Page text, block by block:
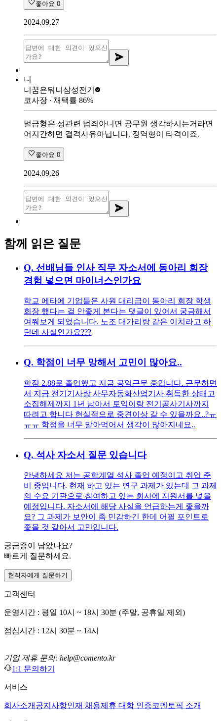
좋아요 0
2024.09.27
니
니꿈은뭐니 삼성전기
코사장 ∙ 채택률 86%
벌금형은 성관련 범죄아니면 공무원 생각하시는거라면
어지간하면 결격사유아닙니다. 징역형이 타격이죠.
좋아요 0
2024.09.26
함께 읽은 질문
Q. 선배님들 인사 직무 자소서에 동아리 회장
경험 넣으면 마이너스인가요
학교 에타에 기업들은 사원 대리급이 동아리 회장 학생
회장 했다는 걸 안좋게 본다는 댓글이 있어서 궁금해서
여쭤보게 되었습니다. 노조 대가리랑 같은 이치라고 하
던데 사실인가요???
Q. 학점이 너무 망해서 고민이 많아요..
학점 2.88로 졸업했고 지금 공익근무 중입니다. 근무하면
서 지금 전기기사랑 사무자동화산업기사 취득한 상태고
소집해제까지 1년 남아서 토익이랑 전기공사기사까지
따려고 합니다 현실적으로 중견이상 갈 수 있을까요..?ㅠ
ㅠㅠ 학점을 너무 말아먹어서 생각이 많아지네요..
Q. 석사 자소서 질문 있습니다
안녕하세요 저는 공학계열 석사 졸업 예정이고 취업 준
비 중입니다. 현재 하고 있는 연구 과제가 있는데 그 과제
의 수요 기관으로 참여하고 있는 회사에 지원서를 넣을
예정입니다. 자소서에 해당 사실을 언급하는게 좋을까
요? 그 과제가 보안이 좀 민감하긴 한데 어필 포인트로
좋을 것 같아서 고민입니다.
궁금증이 남았나요?
빠르게 질문하세요.
현직자에게 질문하기
고객센터
운영시간 : 평일 10시 ~ 18시 30분 (주말, 공휴일 제외)
점심시간 : 12시 30분 ~ 14시
기업 제휴 문의: help@comento.kr
1:1 문의하기
서비스
회사소개 공지사항인재 채용제휴 대학 인증코멘토픽 소개